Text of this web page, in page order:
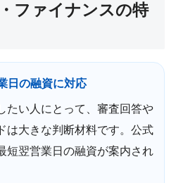
ファイナンスの特
日の融資に対応
たい人にとって、審査回答や
は大きな判断材料です。公式
短翌営業日の融資が案内され